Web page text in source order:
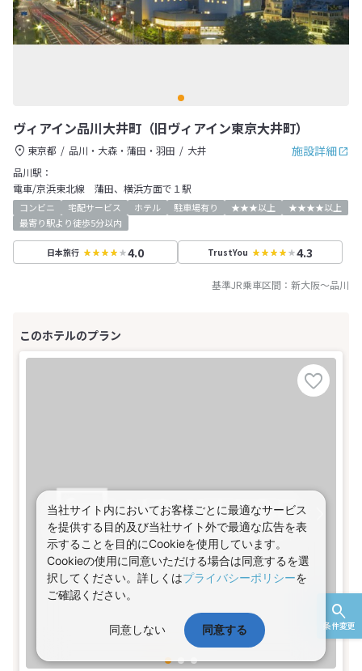
条件変更
ヴィアイン品川大井町（旧ヴィアイン東京大井町）
施設詳細
東京都 品川・大森・蒲田・羽田
大井
品川駅：
電車/京浜東北線 蒲田、横浜方面で１駅
コンビニ 宅配サービス ホテル 駐車場有り ★★★以上
★★★★以上
最寄り駅より徒歩5分以内
日本旅行 4.0 TrustYou 4.3
基準JR乗車区間： 新大阪～品川
当社サイト内においてお客様ごとに最適なサービス
を提供する目的及び当社サイト外で最適な広告を表
示することを目的にCookieを使用しています。
Cookieの使用に同意いただける場合は同意するを選
択してください。詳しくはプライバシーポリシーを
ご確認ください。
同意しない 同意する